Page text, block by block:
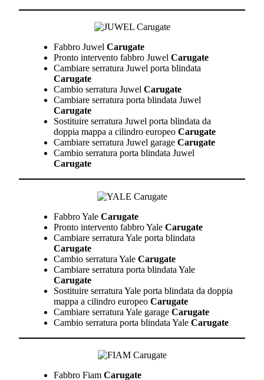
Fabbro Juwel Carugate
Pronto intervento fabbro Juwel Carugate
Cambiare serratura Juwel porta blindata
Carugate
Cambio serratura Juwel Carugate
Cambiare serratura porta blindata Juwel
Carugate
Sostituire serratura Juwel porta blindata da
doppia mappa a cilindro europeo Carugate
Cambiare serratura Juwel garage Carugate
Cambio serratura porta blindata Juwel
Carugate
Fabbro Yale Carugate
Pronto intervento fabbro Yale Carugate
Cambiare serratura Yale porta blindata
Carugate
Cambio serratura Yale Carugate
Cambiare serratura porta blindata Yale
Carugate
Sostituire serratura Yale porta blindata da doppia
mappa a cilindro europeo Carugate
Cambiare serratura Yale garage Carugate
Cambio serratura porta blindata Yale Carugate
Fabbro Fiam Carugate